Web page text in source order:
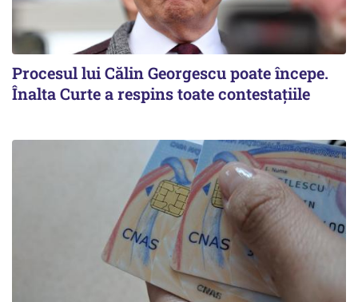
Procesul lui Călin Georgescu poate începe.
Înalta Curte a respins toate contestațiile